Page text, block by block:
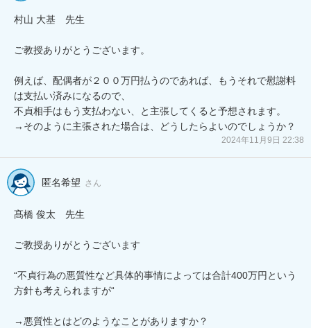
村山 大基　先生
ご教授ありがとうございます。
例えば、配偶者が２００万円払うのであれば、もうそれで慰謝料
は支払い済みになるので、
不貞相手はもう支払わない、と主張してくると予想されます。
→そのように主張された場合は、どうしたらよいのでしょうか？
2024年11月9日 22:38
匿名希望 さん
髙橋 俊太　先生
ご教授ありがとうございます
“不貞行為の悪質性など具体的事情によっては合計400万円という
方針も考えられますが“
→悪質性とはどのようなことがありますか？